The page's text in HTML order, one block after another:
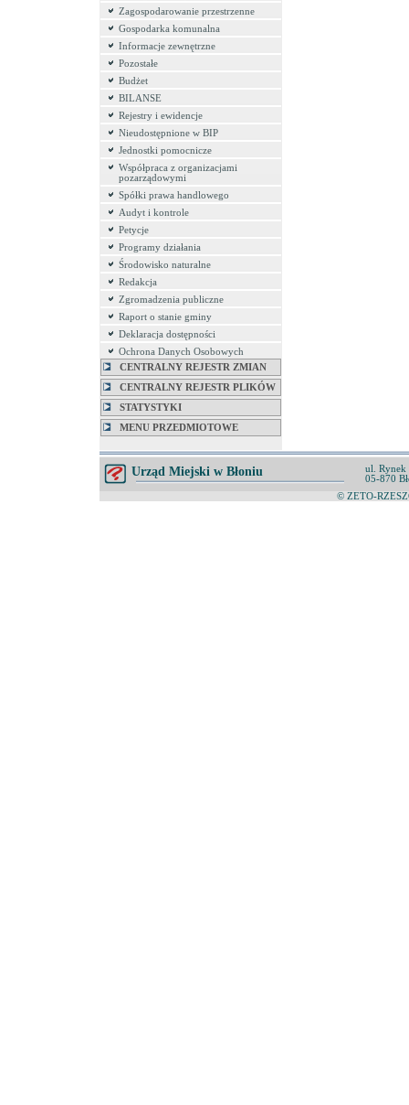
Zagospodarowanie przestrzenne
Gospodarka komunalna
Informacje zewnętrzne
Pozostałe
Budżet
BILANSE
Rejestry i ewidencje
Nieudostępnione w BIP
Jednostki pomocnicze
Współpraca z organizacjami
pozarządowymi
Spółki prawa handlowego
Audyt i kontrole
Petycje
Programy działania
Środowisko naturalne
Redakcja
Zgromadzenia publiczne
Raport o stanie gminy
Deklaracja dostępności
Ochrona Danych Osobowych
CENTRALNY REJESTR ZMIAN
CENTRALNY REJESTR PLIKÓW
STATYSTYKI
MENU PRZEDMIOTOWE
Urząd Miejski w Błoniu
ul. Rynek
05-870
© ZETO-